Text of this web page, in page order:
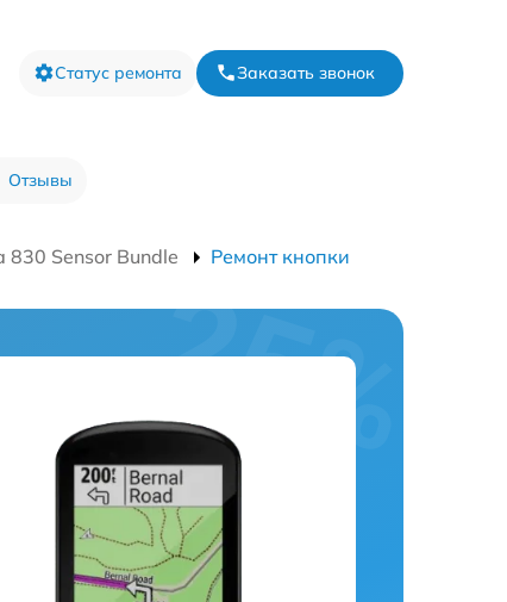
Статус ремонта Заказать звонок
Отзывы
Sensor Bundle Ремонт кнопки